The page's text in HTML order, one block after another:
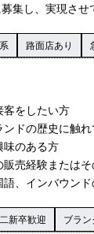
集し、実現させ
路面店あり
をしたい方
ドの歴史に触
のある方
売経験または
、インバウンド
新卒歓迎 ブラン